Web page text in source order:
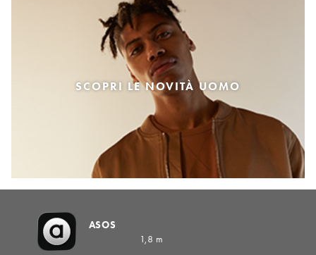
SCOPRI LE NOVITÀ UOMO
ASOS
1,8 m